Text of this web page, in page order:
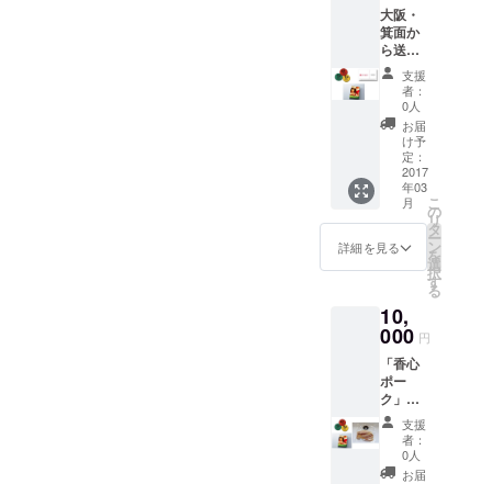
ネット
ワーク
（大
阪）が
負担
し、 現
地での
費用と
手間の
負担を
減ら
し、 ご
支援い
ただい
もたち
のプレ
ゼン
ト、 現
地での
活動費
に使用
いたし
ます。
※写真は
大阪・
箕面か
ら送ら
せてい
ただき
ます。
費用、
発送は
熊本お
うえん
ネット
ワーク
（大
阪）が
負担
し、 現
費用と
手間の
負担を
減ら
し、 ご
支援い
ただい
た金額
すべて
を子ど
支援
者：
0人
お届
け予
定：
2017
年03
月
詳細を見る
こ
の
リ
タ
ー
ン
を
選
択
す
る
10,
000 円
「香心
ポー
ク」
（http://
cohsin.j
p）は、
熊本県
支援
者：
0人
お届